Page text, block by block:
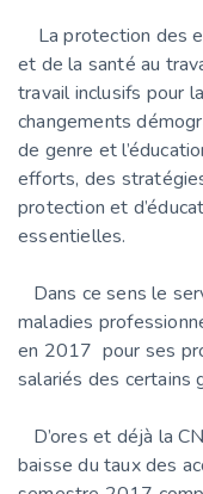
La protection des
et de la santé au
travail inclusifs pour
changements
de genre et
efforts, des
protection et
essentielles.
Dans ce sens le
maladies
en 2017 pour ses
salariés des certains
D’ores et déjà la
baisse du taux des